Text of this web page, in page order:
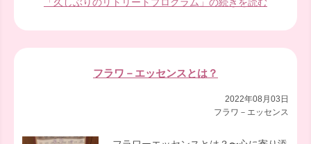
「久しぶりのリトリートプログラム」の続きを読む
フラワ－エッセンスとは？
2022年08月03日
フラワ－エッセンス